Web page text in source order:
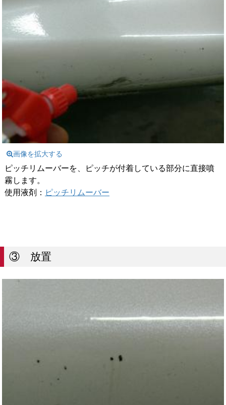
画像を拡大する
ピッチリムーバーを、ピッチが付着している部分に直接噴
霧します。
使用液剤： ピッチリムーバー
③ 放置